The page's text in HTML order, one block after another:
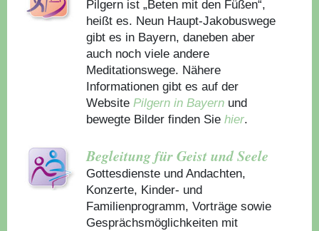
Pilgern ist „Beten mit den Füßen“,
heißt es. Neun Haupt-Jakobuswege
gibt es in Bayern, daneben aber
auch noch viele andere
Meditationswege. Nähere
Informationen gibt es auf der
WebsitePilgern in Bayern und
bewegte Bilder finden Sie hier.
Begleitung für Geist und Seele
Gottesdienste und Andachten,
Konzerte, Kinder- und
Familienprogramm, Vorträge sowie
Gesprächsmöglichkeiten mit